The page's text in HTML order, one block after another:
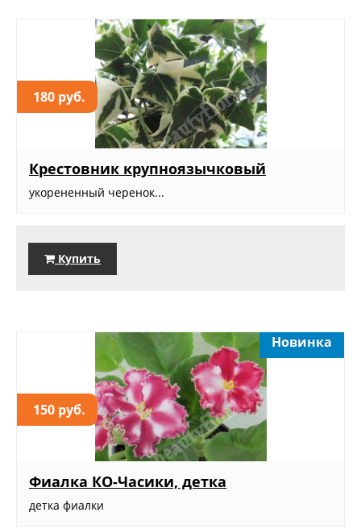
180 руб.
Крестовник крупноязычковый
укорененный черенок...
Купить
150 руб.
Новинка
Фиалка КО-Часики, детка
детка фиалки